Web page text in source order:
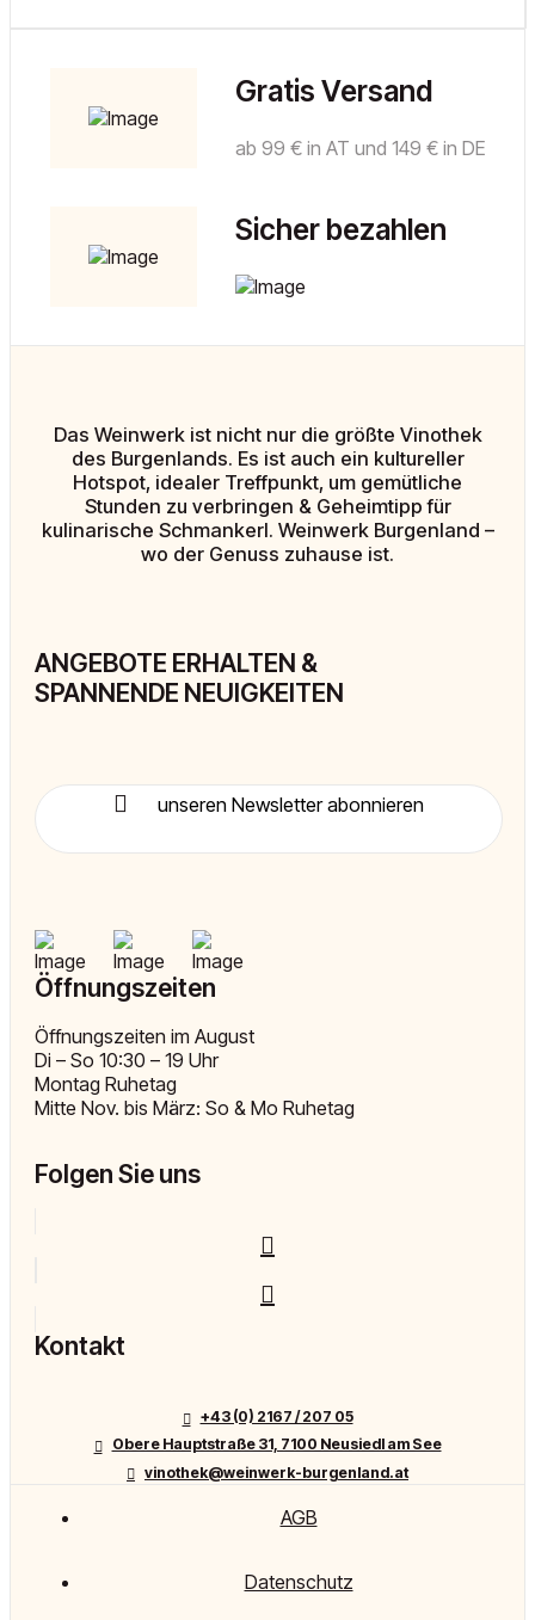
Gratis Versand
ab 99 € in AT und 149 € in DE
Sicher bezahlen
Das Weinwerk ist nicht nur die größte Vinothek
des Burgenlands. Es ist auch ein kultureller
Hotspot, idealer Treffpunkt, um gemütliche
Stunden zu verbringen & Geheimtipp für
kulinarische Schmankerl. Weinwerk Burgenland –
wo der Genuss zuhause ist.
ANGEBOTE ERHALTEN &
SPANNENDE NEUIGKEITEN
unseren Newsletter abonnieren
Öffnungszeiten
Öffnungszeiten im August
Di – So 10:30 – 19 Uhr
Montag Ruhetag
Mitte Nov. bis März: So & Mo Ruhetag
Folgen Sie uns
Kontakt
+43 (0) 2167 / 207 05
Obere Hauptstraße 31, 7100 Neusiedl am See
vinothek@weinwerk-burgenland.at
AGB
Datenschutz